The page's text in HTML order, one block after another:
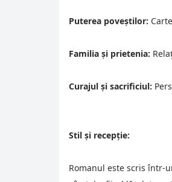
Puterea poveștilor:
Familia și prietenia:
Curajul și sacrificiul:
Stil și recepție:
Romanul este scris într-